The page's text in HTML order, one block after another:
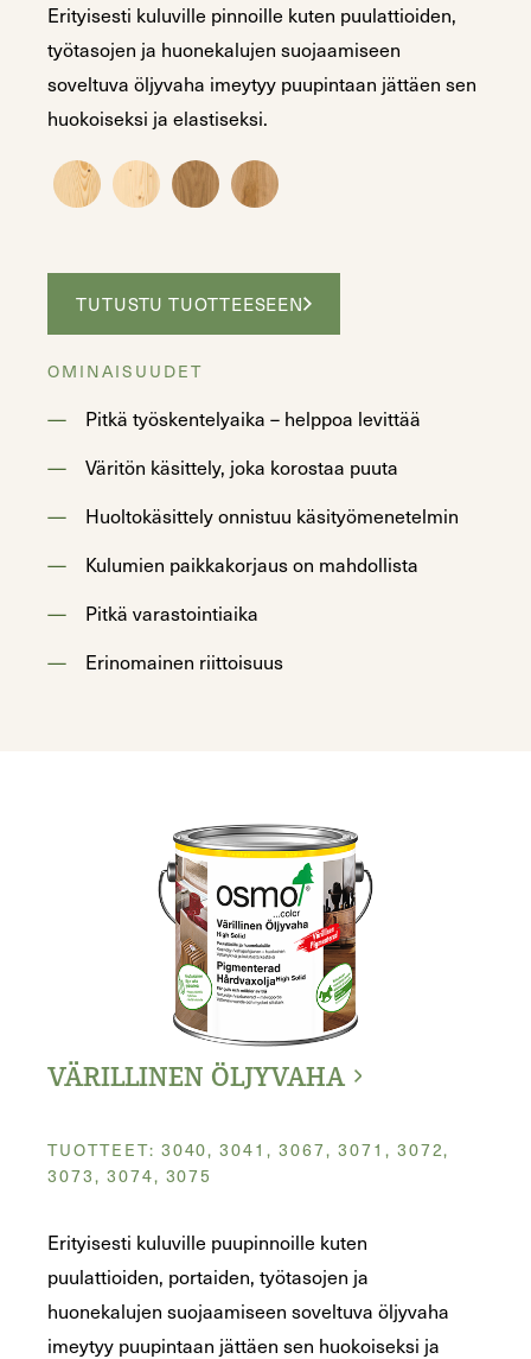
Erityisesti kuluville pinnoille kuten puulattioiden,
työtasojen ja huonekalujen suojaamiseen
soveltuva öljyvaha imeytyy puupintaan jättäen sen
huokoiseksi ja elastiseksi.
TUTUSTU TUOTTEESEEN
OMINAISUUDET
Pitkä työskentelyaika – helppoa levittää
Väritön käsittely, joka korostaa puuta
Huoltokäsittely onnistuu käsityömenetelmin
Kulumien paikkakorjaus on mahdollista
Pitkä varastointiaika
Erinomainen riittoisuus
VÄRILLINEN ÖLJYVAHA
TUOTTEET: 3040, 3041, 3067, 3071, 3072,
3073, 3074, 3075
Erityisesti kuluville puupinnoille kuten
puulattioiden, portaiden, työtasojen ja
huonekalujen suojaamiseen soveltuva öljyvaha
imeytyy puupintaan jättäen sen huokoiseksi ja